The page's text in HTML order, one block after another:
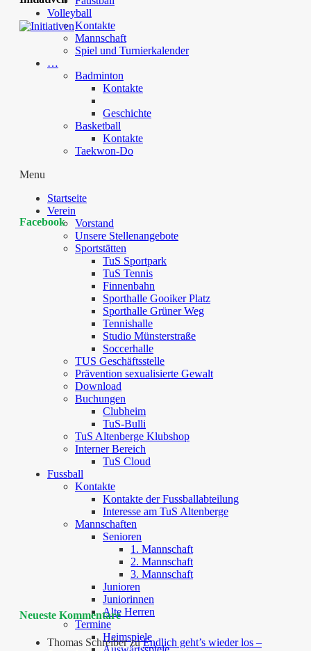
Volleyball
Kontakte
Mannschaft
Spiel und Turnierkalender
…
Badminton
Kontakte
Geschichte
Basketball
Kontakte
Taekwon-Do
Menu
Startseite
Verein
Vorstand
Unsere Stellenangebote
Sportstätten
TuS Sportpark
TuS Tennis
Finnenbahn
Sporthalle Gooiker Platz
Sporthalle Grüner Weg
Tennishalle
Studio Münsterstraße
Soccerhalle
TUS Geschäftsstelle
Prävention sexualisierte Gewalt
Download
Buchungen
Clubheim
TuS-Bulli
TuS Altenberge Klubshop
Interner Bereich
TuS Cloud
Fussball
Kontakte
Kontakte der Fussballabteilung
Interesse am TuS Altenberge
Mannschaften
Senioren
1. Mannschaft
2. Mannschaft
3. Mannschaft
Junioren
Juniorinnen
Alte Herren
Termine
Heimspiele
Facebook
Neueste Kommentare
Thomas SchreiberzuEndlich geht’s wieder los –